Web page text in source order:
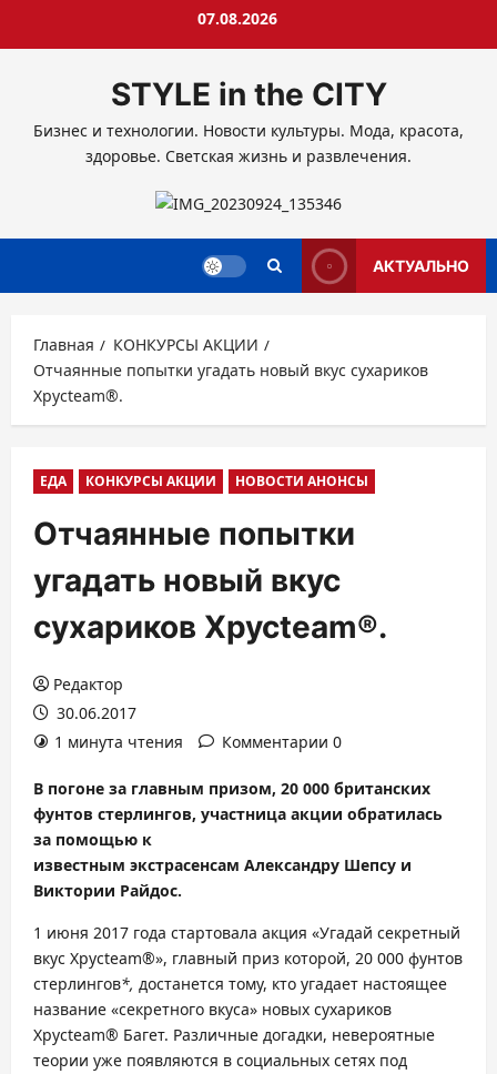
07.08.2026
STYLE in the CITY
Бизнес и технологии. Новости культуры. Мода, красота,
здоровье. Светская жизнь и развлечения.
АКТУАЛЬНО
Главная
КОНКУРСЫ АКЦИИ
Отчаянные попытки угадать новый вкус сухариков
Хрусteam®.
ЕДА КОНКУРСЫ АКЦИИ НОВОСТИ АНОНСЫ
Отчаянные попытки
угадать новый вкус
сухариков Хрусteam®.
Редактор
30.06.2017
1 минута чтения
Комментарии 0
В погоне за главным призом, 20 000 британских
фунтов стерлингов, участница акции обратилась
за помощью к
известным экстрасенсам Александру Шепсу и
Виктории Райдос.
1 июня 2017 года стартовала акция «Угадай секретный
вкус Хрусteam®», главный приз которой, 20 000 фунтов
стерлингов*, достанется тому, кто угадает настоящее
название «секретного вкуса» новых сухариков
Хрусteam® Багет. Различные догадки, невероятные
теории уже появляются в социальных сетях под